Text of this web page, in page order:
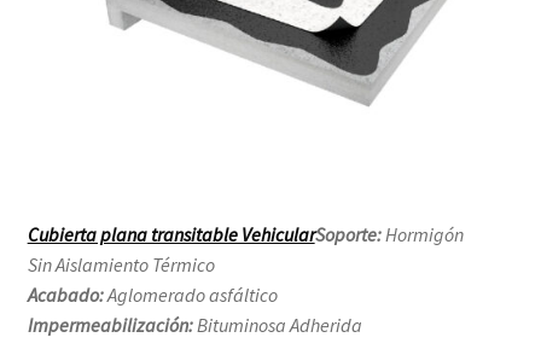
Cubierta plana transitable VehicularSoporte: Hormigón
Sin Aislamiento Térmico
Acabado:Aglomerado asfáltico
Impermeabilización:Bituminosa Adherida